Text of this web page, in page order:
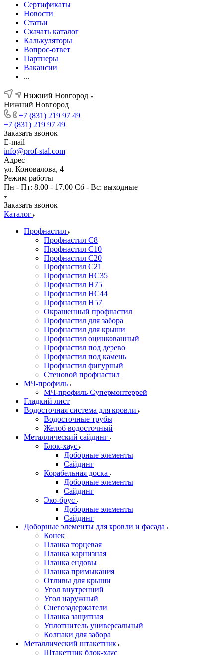
Сертификаты
Новости
Статьи
Скачать каталог
Калькуляторы
Вопрос-ответ
Партнеры
Вакансии
...
Нижний Новгород
Нижний Новгород
+7 (831) 219 97 49
+7 (831) 219 97 49
Заказать звонок
E-mail
info@prof-stal.com
Адрес
ул. Коновалова, 4
Режим работы
Пн - Пт: 8.00 - 17.00 Сб - Вс: выходные
Заказать звонок
Каталог
Профнастил
Профнастил С8
Профнастил С10
Профнастил С20
Профнастил С21
Профнастил НС35
Профнастил Н75
Профнастил HC44
Профнастил Н57
Окрашенный профнастил
Профнастил для забора
Профнастил для крыши
Профнастил оцинкованный
Профнастил под дерево
Профнастил под камень
Профнастил фигурный
Стеновой профнастил
МЧ-профиль
МЧ-профиль Супермонтеррей
Гладкий лист
Водосточная система для кровли
Водосточные трубы
Желоб водосточный
Металлический сайдинг
Блок-хаус
Доборные элементы
Сайдинг
Корабельная доска
Доборные элементы
Сайдинг
Эко-брус
Доборные элементы
Сайдинг
Доборные элементы для кровли и фасада
Конек
Планка торцевая
Планка карнизная
Планка ендовы
Планка примыкания
Отливы для крыши
Угол внутренний
Угол наружный
Снегозадержатели
Планка защитная
Уплотнитель универсальный
Колпаки для забора
Металлический штакетник
Штакетник блок-хаус